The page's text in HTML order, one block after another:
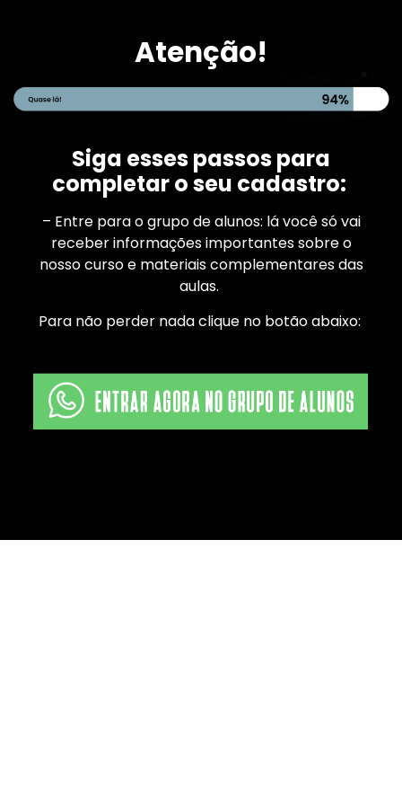
Atenção!
Siga esses passos para
completar o seu cadastro:
– Entre para o grupo de alunos: lá você só vai
receber informações importantes sobre o
nosso curso e materiais complementares das
aulas.
Para não perder nada clique no botão abaixo: